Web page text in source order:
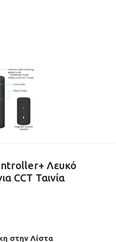
Λευκό
CCT Ταινία
στην Λίστα